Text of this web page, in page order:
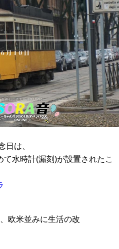
日は、
水時計(漏刻)が設置されたこ
欧米並みに生活の改